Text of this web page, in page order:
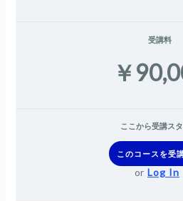
受講料
￥
ここから受講ス
このコースを受
or Log In